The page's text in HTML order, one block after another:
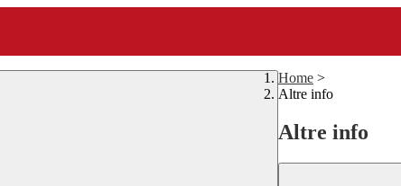
Home >
Altre info
Altre info